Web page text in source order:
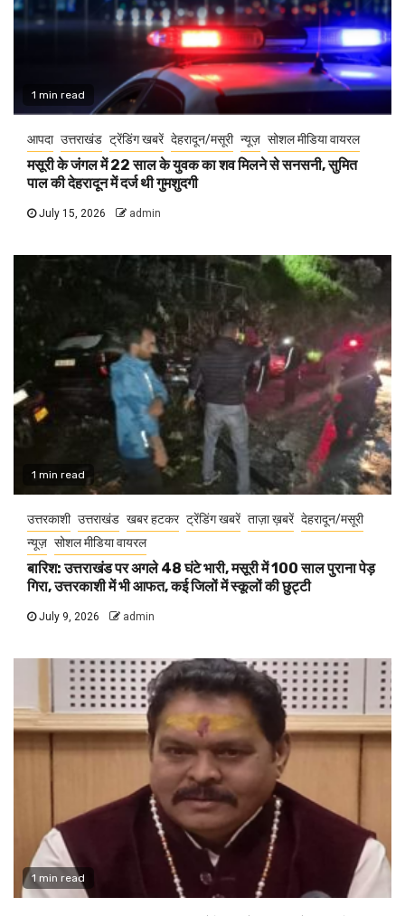
1 min read
आपदा उत्तराखंड ट्रेंडिंग खबरें देहरादून/मसूरी न्यूज़ सोशल मीडिया वायरल
मसूरी के जंगल में 22 साल के युवक का शव मिलने से सनसनी, सुमित
पाल की देहरादून में दर्ज थी गुमशुदगी
July 15, 2026 admin
1 min read
उत्तरकाशी उत्तराखंड खबर हटकर ट्रेंडिंग खबरें ताज़ा ख़बरें देहरादून/मसूरी
न्यूज़ सोशल मीडिया वायरल
बारिश: उत्तराखंड पर अगले 48 घंटे भारी, मसूरी में 100 साल पुराना पेड़
गिरा, उत्तरकाशी में भी आफत, कई जिलों में स्कूलों की छुट्टी
July 9, 2026 admin
1 min read